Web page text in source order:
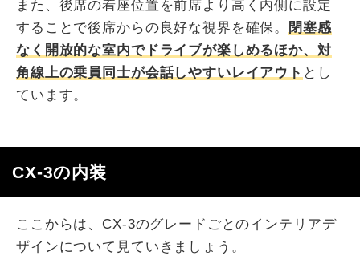
また、後席の着座位置を前席より高く内側に設定
することで後席からの良好な視界を確保。
閉塞感
なく開放的な室内でドライブが楽しめるほか、対
角線上の乗員同士が会話しやすいレイアウト とし
ています。
CX-3の内装
ここからは、CX-3のグレードごとのインテリアデ
ザインについて見ていきましょう。